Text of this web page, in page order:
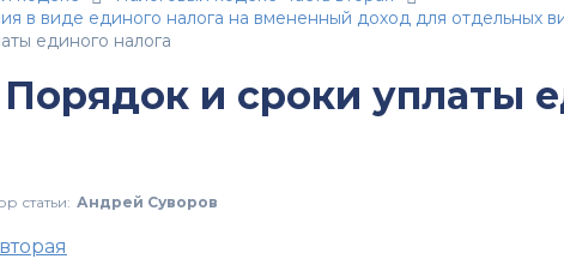
в виде единого налога на вмененный доход для отдельных
единого налога
Порядок и сроки уплаты
статьи: Андрей Суворов